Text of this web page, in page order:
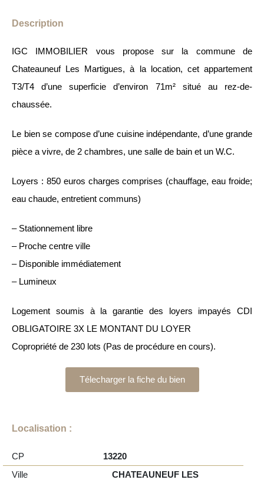
Description
IGC IMMOBILIER vous propose sur la commune de
Chateauneuf Les Martigues, à la location, cet appartement
T3/T4 d’une superficie d’environ 71m² situé au rez-de-
chaussée.
Le bien se compose d’une cuisine indépendante, d’une grande
pièce a vivre, de 2 chambres, une salle de bain et un W.C.
Loyers : 850 euros charges comprises (chauffage, eau froide;
eau chaude, entretient communs)
– Stationnement libre
– Proche centre ville
– Disponible immédiatement
– Lumineux
Logement soumis à la garantie des loyers impayés CDI
OBLIGATOIRE 3X LE MONTANT DU LOYER
Copropriété de 230 lots (Pas de procédure en cours).
Télecharger la fiche du bien
Localisation :
CP
13220
Ville
CHATEAUNEUF LES